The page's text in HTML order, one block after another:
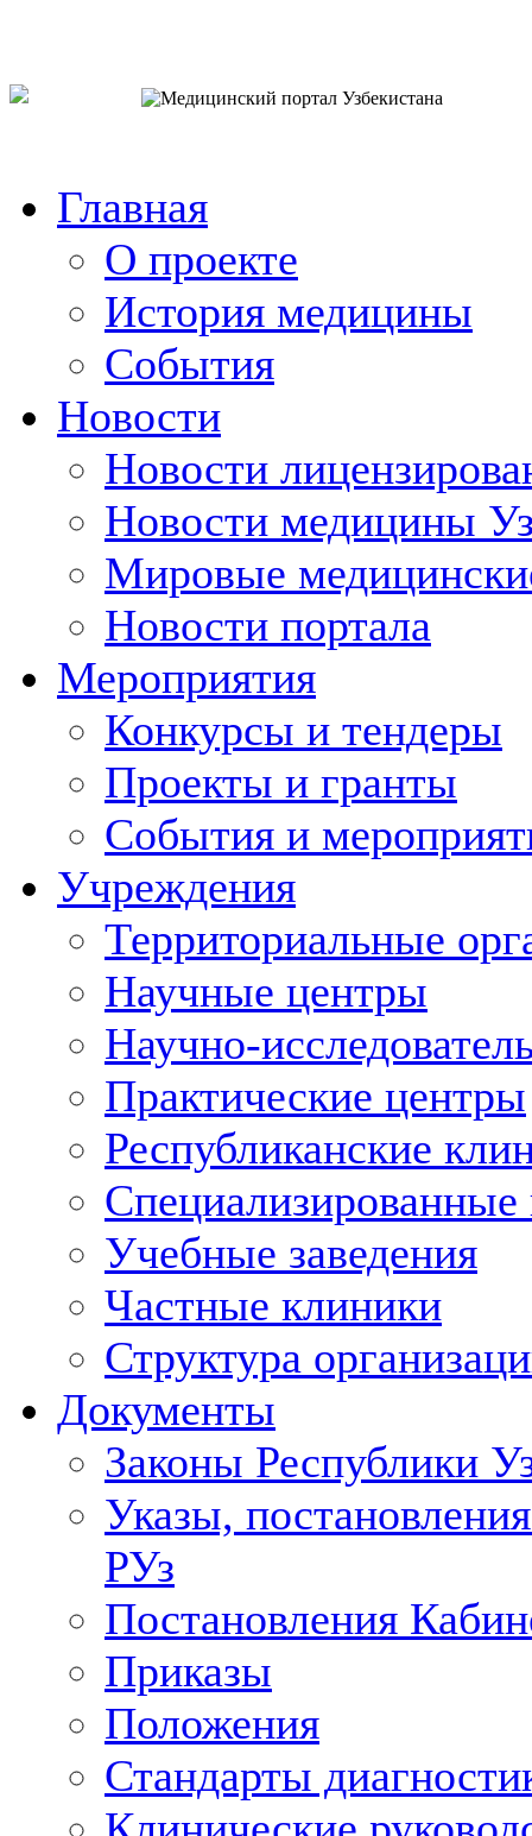
Главная
О проекте
История медицины
События
Новости
Новости
Новости медицины
Мировые
Новости портала
Мероприятия
Конкурсы и тендеры
Проекты и гранты
События и
Учреждения
Территориальные
Научные центры
Научно-
Практические центры
Республиканские
Учебные заведения
Частные клиники
Структура
Документы
Законы Республики
Указы,
РУз
Постановления
Приказы
Положения
Стандарты